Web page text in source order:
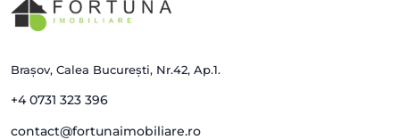
Brașov, Calea București, Nr.42, Ap.1.
+4 0731 323 396
contact@fortunaimobiliare.ro